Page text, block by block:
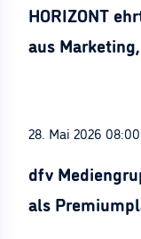
HORIZONT
aus
28. Mai 2026 08:00
dfv
als